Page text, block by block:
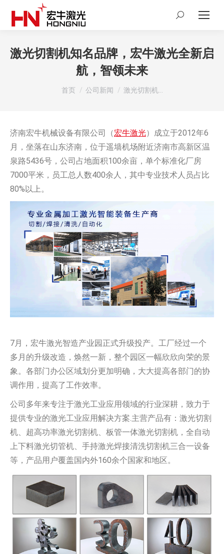
Search:
激光切割机知名品牌，宏牛激光全新启
航，智领未来
您在这里：
首页 公司新闻 激光切割机…
济南宏牛机械设备有限公司（宏牛激光）成立于2012年6
月，坐落在山东济南，位于遥墙机场附近济南市高新区温
泉路5436号，公司占地面积100余亩，单个标准化厂房
7000平米，员工总人数400余人，其中专业技术人员占比
80%以上。
7月，宏牛激光智造产业园正式升级投产。工厂经过一个
多月的升级改造，焕然一新，整个园区一幅欣欣向荣的景
象。各部门办公区域划分更加明确，大大提高各部门的协
调作用，提高了工作效率。
公司多年来专注于激光工业应用领域的行业深耕，致力于
提供专业的激光工业应用解决方案.主营产品有：激光切割
机、超高功率激光切割机、板管一体激光切割机，全自动
上下料激光切管机、手持激光焊接清洗切割机三合一设备
等，产品用户覆盖国内外160余个国家和地区。